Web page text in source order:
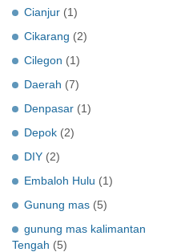
Cianjur (1)
Cikarang (2)
Cilegon (1)
Daerah (7)
Denpasar (1)
Depok (2)
DIY (2)
Embaloh Hulu (1)
Gunung mas (5)
gunung mas kalimantan
Tengah (5)